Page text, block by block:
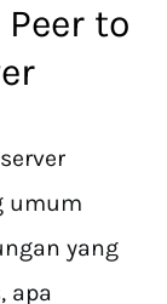
to
umum
yang
apa